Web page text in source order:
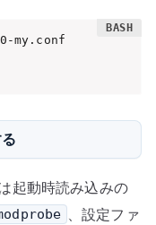
起動時読み込みの
、設定ファ